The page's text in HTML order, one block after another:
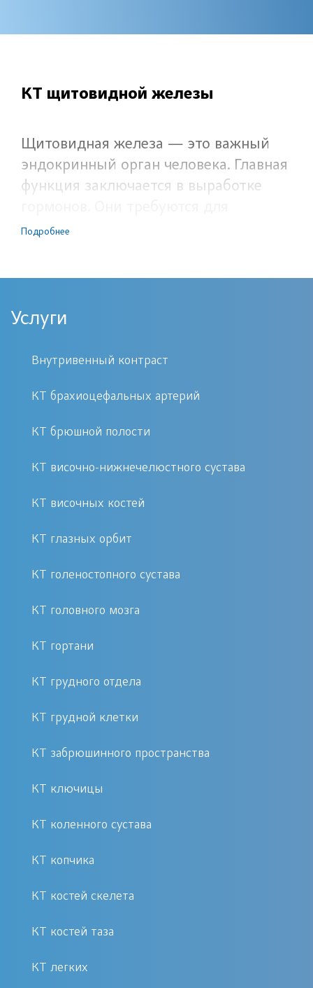
КТ щитовидной железы
Щитовидная железа — это важный
эндокринный орган человека. Главная
функция заключается в выработке
поддержания нормального обмена
щитовидной железы основан на
уникальных свойствах рентгеновских
лучей, которые проходят через
фиксируются специальными
Показания к КТ шеи, гортани, щитовидки разные, но
Патологичные изменения трахеи
который приносит дискомфорт
Глотание пищи или жидкостей
Пищевод сдавлен
шеи
Подозрение на новообразование
щитовидной железы
отказаться от употребления
йодированной соли или
йодсодержащий пищи. Последний
не менее чем за 8 часов до самой
Подробнее
Услуги
Внутривенный контраст
КТ брахиоцефальных артерий
КТ брюшной полости
КТ височно-нижнечелюстного сустава
КТ височных костей
КТ глазных орбит
КТ голеностопного сустава
КТ головного мозга
КТ гортани
КТ грудного отдела
КТ грудной клетки
КТ забрюшинного пространства
КТ ключицы
КТ коленного сустава
КТ копчика
КТ костей скелета
КТ костей таза
КТ легких